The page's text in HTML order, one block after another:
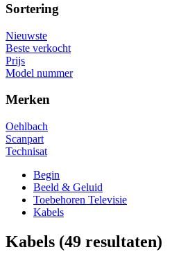
Sortering
Nieuwste
Beste verkocht
Prijs
Model nummer
Merken
Oehlbach
Scanpart
Technisat
Begin
Beeld & Geluid
Toebehoren Televisie
Kabels
Kabels (49 resultaten)